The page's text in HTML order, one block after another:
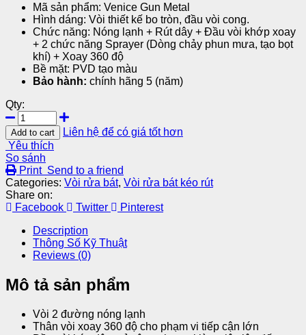
Mã sản phẩm: Venice Gun Metal
Hình dáng: Vòi thiết kế bo tròn, đầu vòi cong.
Chức năng: Nóng lạnh + Rút dây + Đầu vòi khớp xoay
+ 2 chức năng Sprayer (Dòng chảy phun mưa, tạo bọt
khí) + Xoay 360 độ
Bề mặt: PVD tạo màu
Bảo hành: chính hãng 5 (năm)
Qty:
Add to cart
Liên hệ để có giá tốt hơn
Yêu thích
So sánh
Print Send to a friend
Categories: Vòi rửa bát, Vòi rửa bát kéo rút
Share on:
Facebook
Twitter
Pinterest
Description
Thông Số Kỹ Thuật
Reviews (0)
Mô tả sản phẩm
Vòi 2 đường nóng lạnh
Thân vòi xoay 360 độ cho phạm vi tiếp cận lớn